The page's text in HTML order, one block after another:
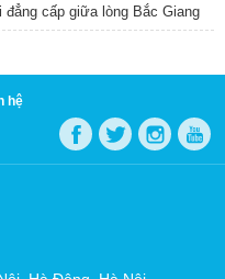
cấp giữa lòng Bắc Giang
hệ